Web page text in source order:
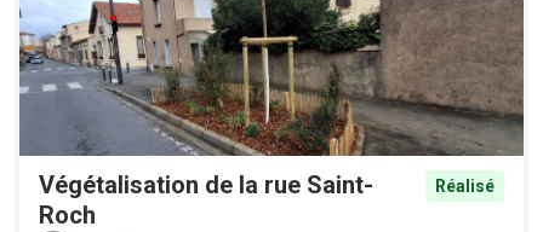
Végétalisation de la rue Saint-
Roch
Réalisé